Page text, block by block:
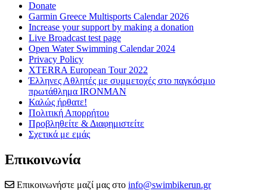
Donate
Garmin Greece Multisports Calendar 2026
Increase your support by making a donation
Live Broadcast test page
Open Water Swimming Calendar 2024
Privacy Policy
XTERRA European Tour 2022
Έλληνες Αθλητές με συμμετοχές στο παγκόσμιο
πρωτάθλημα IRONMAN
Καλώς ήρθατε!
Πολιτική Απορρήτου
Προβληθείτε & Διαφημιστείτε
Σχετικά με εμάς
Επικοινωνία
Επικοινωνήστε μαζί μας στο info@swimbikerun.gr